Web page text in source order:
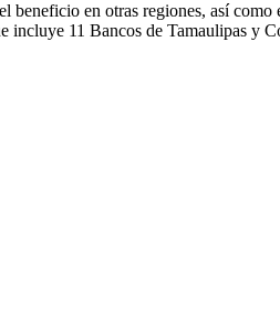
en otras regiones, así como
11 Bancos de Tamaulipas y